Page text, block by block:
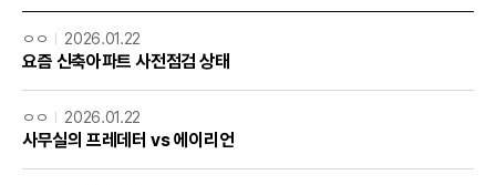
ㅇㅇ 2026.01.22
요즘 신축아파트 사전점검 상태
ㅇㅇ 2026.01.22
사무실의 프레데터 vs 에이리언